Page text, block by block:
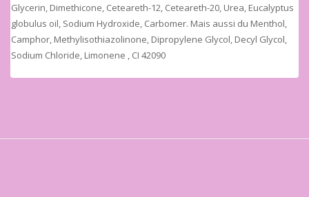
Glycerin, Dimethicone, Ceteareth-12, Ceteareth-20, Urea, Eucalyptus
globulus oil, Sodium Hydroxide, Carbomer. Mais aussi du Menthol,
Camphor, Methylisothiazolinone, Dipropylene Glycol, Decyl Glycol,
Sodium Chloride, Limonene , CI 42090